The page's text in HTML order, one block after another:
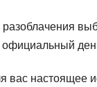
разоблачения
официальный
вас настоящее